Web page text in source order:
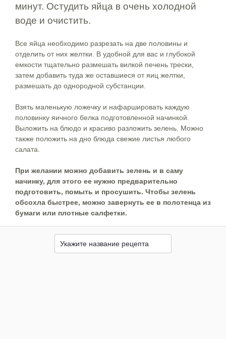
минут. Остудить яйца в очень холодной
воде и очистить.
Все яйца необходимо разрезать на две половины и
отделить от них желтки. В удобной для вас и глубокой
емкости тщательно размешать вилкой печень трески,
затем добавить туда же оставшиеся от яиц желтки,
размешать до однородной субстанции.
Взять маленькую ложечку и нафаршировать каждую
половинку яичного белка подготовленной начинкой.
Выложить на блюдо и красиво разложить зелень. Можно
также положить на дно блюда свежие листья любого
салата.
При желании можно добавить зелень и в саму
начинку, для этого ее нужно предварительно
подготовить, помыть и просушить. Чтобы зелень
обсохла быстрее, можно завернуть ее в полотенца из
бумаги или плотные салфетки.